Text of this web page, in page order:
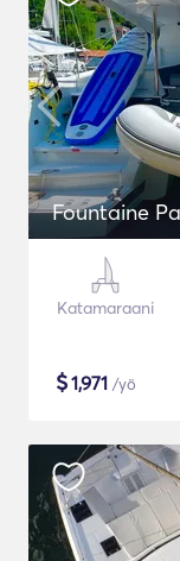
Fountaine
Katamaraani
$1,971 /yö